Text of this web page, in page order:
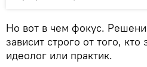
Но вот в чем фокус.
зависит строго от того,
идеолог или практик.